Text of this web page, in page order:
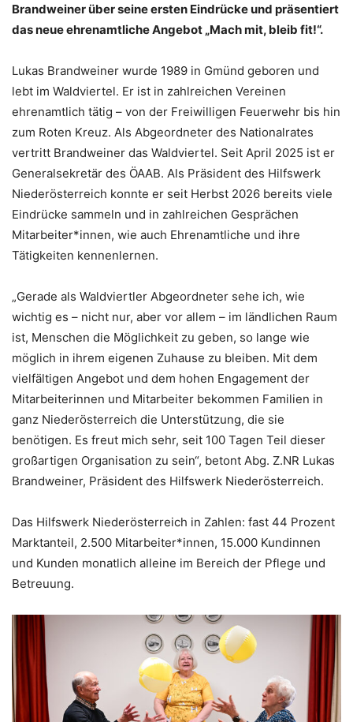
Brandweiner über seine ersten Eindrücke und präsentiert
das neue ehrenamtliche Angebot „Mach mit, bleib fit!“.
Lukas Brandweiner wurde 1989 in Gmünd geboren und
lebt im Waldviertel. Er ist in zahlreichen Vereinen
ehrenamtlich tätig – von der Freiwilligen Feuerwehr bis hin
zum Roten Kreuz. Als Abgeordneter des Nationalrates
vertritt Brandweiner das Waldviertel. Seit April 2025 ist er
Generalsekretär des ÖAAB. Als Präsident des Hilfswerk
Niederösterreich konnte er seit Herbst 2026 bereits viele
Eindrücke sammeln und in zahlreichen Gesprächen
Mitarbeiter*innen, wie auch Ehrenamtliche und ihre
Tätigkeiten kennenlernen.
„Gerade als Waldviertler Abgeordneter sehe ich, wie
wichtig es – nicht nur, aber vor allem – im ländlichen Raum
ist, Menschen die Möglichkeit zu geben, so lange wie
möglich in ihrem eigenen Zuhause zu bleiben. Mit dem
vielfältigen Angebot und dem hohen Engagement der
Mitarbeiterinnen und Mitarbeiter bekommen Familien in
ganz Niederösterreich die Unterstützung, die sie
benötigen. Es freut mich sehr, seit 100 Tagen Teil dieser
großartigen Organisation zu sein“, betont Abg. Z.NR Lukas
Brandweiner, Präsident des Hilfswerk Niederösterreich.
Das Hilfswerk Niederösterreich in Zahlen: fast 44 Prozent
Marktanteil, 2.500 Mitarbeiter*innen, 15.000 Kundinnen
und Kunden monatlich alleine im Bereich der Pflege und
Betreuung.